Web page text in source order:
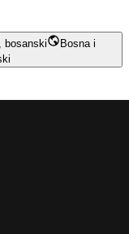
bosanski
Bosna i